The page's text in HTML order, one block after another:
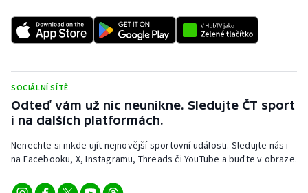
SOCIÁLNÍ SÍTĚ
Odteď vám už nic neunikne. Sledujte ČT sport
i na dalších platformách.
Nenechte si nikde ujít nejnovější sportovní události. Sledujte nás i
na Facebooku, X, Instagramu, Threads či YouTube a buďte v obraze.